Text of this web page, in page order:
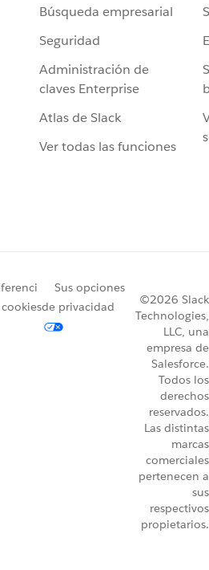
Búsqueda empresarial
Seguridad
Administración de
claves Enterprise
Atlas de Slack
Ver todas las funciones
Sus opciones
de privacidad
©2026 Slack
Technologies,
LLC, una
empresa de
Salesforce.
Todos los
derechos
reservados.
Las distintas
marcas
comerciales
pertenecen a
sus
respectivos
propietarios.